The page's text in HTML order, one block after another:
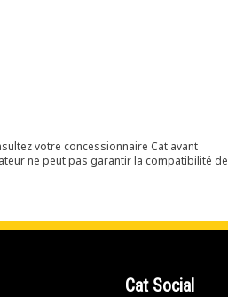
votre concessionnaire Cat avant
ne peut pas garantir la compatibilité de
Cat Social